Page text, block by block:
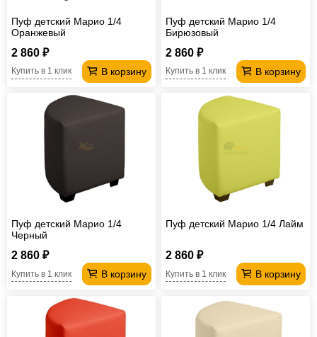
Пуф детский Марио 1/4
Оранжевый
2 860 ₽
В корзину
Купить в 1 клик
Пуф детский Марио 1/4
Бирюзовый
2 860 ₽
В корзину
Купить в 1 клик
Пуф детский Марио 1/4
Черный
2 860 ₽
В корзину
Купить в 1 клик
Пуф детский Марио 1/4 Лайм
2 860 ₽
В корзину
Купить в 1 клик